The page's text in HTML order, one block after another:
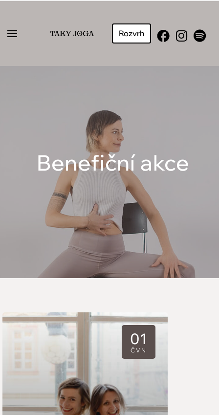
Rozvrh
Benefiční akce
01
ČVN
BENEFIČNÍ LEKCE a POP UP pro TAKY
JÓGU
5:30 PM - 8:00 PM
Yogame, Národní 21, Praha 1
BENEFIČNÍ LEKCE a POP UP pro